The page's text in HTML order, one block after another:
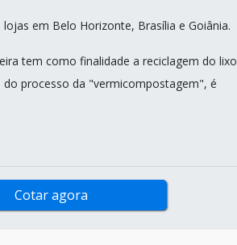
em Belo Horizonte, Brasília e Goiânia.
tem como finalidade a reciclagem do lixo
processo da "vermicompostagem", é
Cotar agora